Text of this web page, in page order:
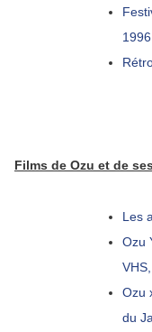
1996
Films de Ozu et de
Les
Ozu
Ozu
du